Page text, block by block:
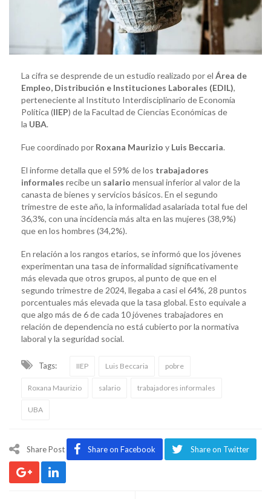
La cifra se desprende de un estudio realizado por el Área de
Empleo, Distribución e Instituciones Laborales (EDIL),
perteneciente al Instituto Interdisciplinario de Economía
Política (IIEP) de la Facultad de Ciencias Económicas de
la UBA.
Fue coordinado por Roxana Maurizio y Luis Beccaria.
El informe detalla que el 59% de los trabajadores
informales recibe un salario mensual inferior al valor de la
canasta de bienes y servicios básicos. En el segundo
trimestre de este año, la informalidad asalariada total fue del
36,3%, con una incidencia más alta en las mujeres (38,9%)
que en los hombres (34,2%).
En relación a los rangos etarios, se informó que los jóvenes
experimentan una tasa de informalidad significativamente
más elevada que otros grupos, al punto de que en el
segundo trimestre de 2024, llegaba a casi el 64%, 28 puntos
porcentuales más elevada que la tasa global. Esto equivale a
que algo más de 6 de cada 10 jóvenes trabajadores en
relación de dependencia no está cubierto por la normativa
laboral y la seguridad social.
Tags: IIEP Luis Beccaria pobre
Roxana Maurizio salario trabajadores informales
UBA
Share Post Share on Facebook Share on Twitter